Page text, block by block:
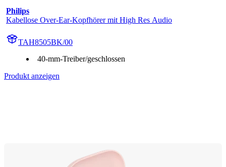
Philips
Kabellose Over-Ear-Kopfhörer mit High Res Audio
TAH8505BK/00
40-mm-Treiber/geschlossen
Produkt anzeigen